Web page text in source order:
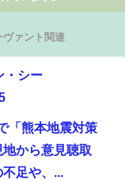
ヴァント関連
・シー
「熊本地震対策
から意見聴取
不足や、...